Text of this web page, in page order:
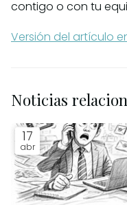
contigo o con tu
Versión del artículo
Noticias
17
abr